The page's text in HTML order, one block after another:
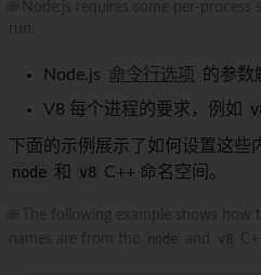
Node.js 命令行选项
的参数
V8 每个进程的要求，例如
下面的示例展示了如何设置这些
node 和 v8 C++ 命名空间。